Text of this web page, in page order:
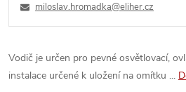
miloslav.hromadka@eliher.cz
Vodič je určen pro pevné osvětlovací,
instalace určené k uložení na omítku ...